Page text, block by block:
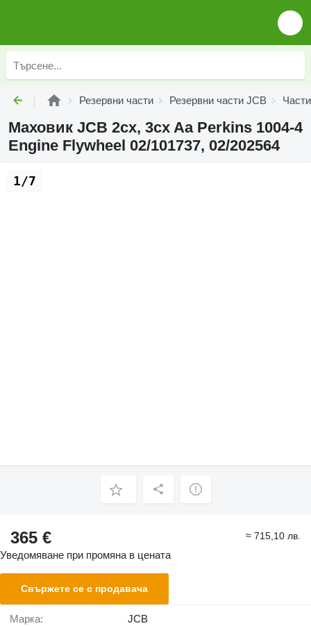
Резервни части Резервни части JCB
Маховик JCB 2cx, 3cx Aa Perkins 1004-4
Engine Flywheel 02/101737, 02/202564
1/7
365 € ≈ 715,10 лв.
Уведомяване при промяна в цената
Свържете се с продавача
Марка: JCB